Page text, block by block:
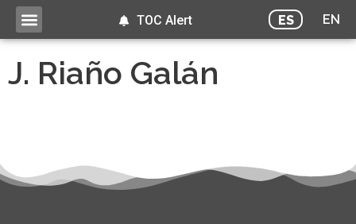
ES EN
TOC Alert
J. Riaño Galán